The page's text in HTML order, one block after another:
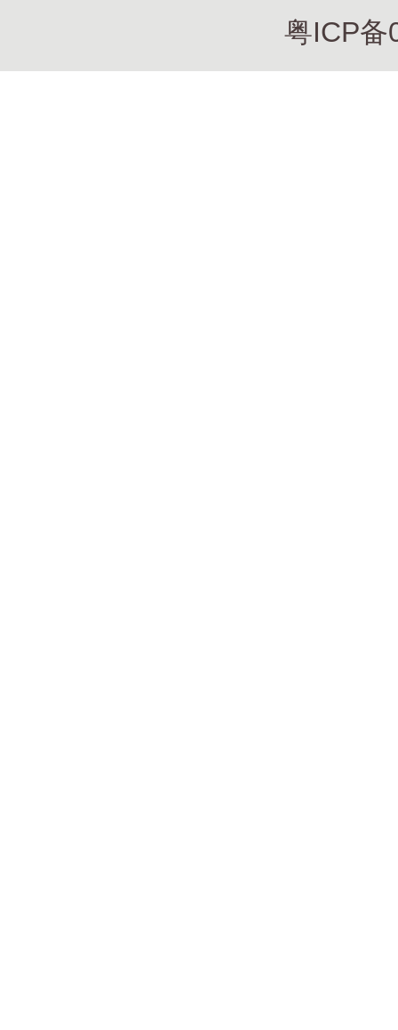
粤ICP备